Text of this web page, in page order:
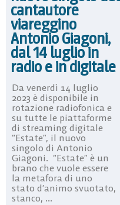
cantautore
viareggino
Antonio Giagoni,
dal 14 luglio in
radio e in digitale
Da venerdì 14 luglio
2023 è disponibile in
rotazione radiofonica e
su tutte le piattaforme
di streaming digitale
“Estate”, il nuovo
singolo di Antonio
Giagoni. “Estate” è un
brano che vuole essere
la metafora di uno
stato d’animo svuotato,
stanco, ...